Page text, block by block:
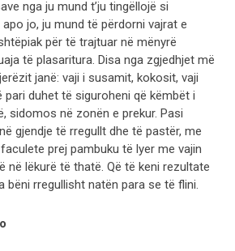
nga ju mund t’ju tingëllojë si
jo, ju mund të përdorni vajrat e
për të trajtuar në mënyrë
të plasaritura. Disa nga zgjedhjet më
janë: vaji i susamit, kokosit, vaji
pari duhet të siguroheni që këmbët i
sidomos në zonën e prekur. Pasi
gjendje të rregullt dhe të pastër, me
prej pambuku të lyer me vajin
në lëkurë të thatë. Që të keni rezultate
bëni rregullisht natën para se të flini.